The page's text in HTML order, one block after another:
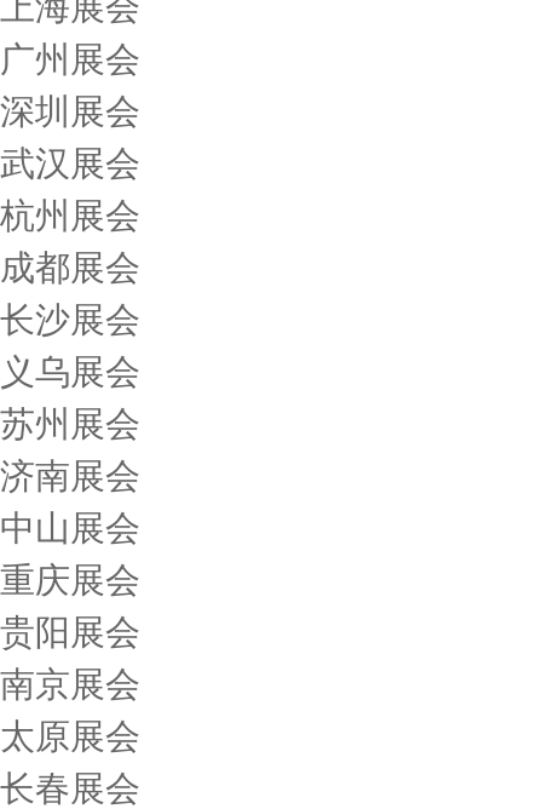
广州展会
深圳展会
武汉展会
杭州展会
成都展会
长沙展会
义乌展会
苏州展会
济南展会
中山展会
重庆展会
贵阳展会
南京展会
太原展会
长春展会